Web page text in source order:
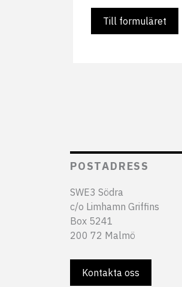
Till formuläret
POSTADRESS
SWE3 Södra
c/o Limhamn Griffins
Box 5241
200 72 Malmö
Kontakta oss